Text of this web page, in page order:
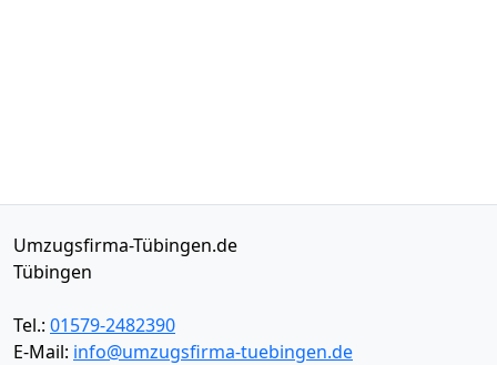
Umzugsfirma-Tübingen.de
Tübingen
Tel.: 01579-2482390
E-Mail: info@umzugsfirma-tuebingen.de